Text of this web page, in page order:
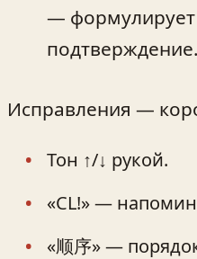
—
подтверждение.
Исправления —
Тон ↑/↓ рукой.
«CL!» —
«顺序» —